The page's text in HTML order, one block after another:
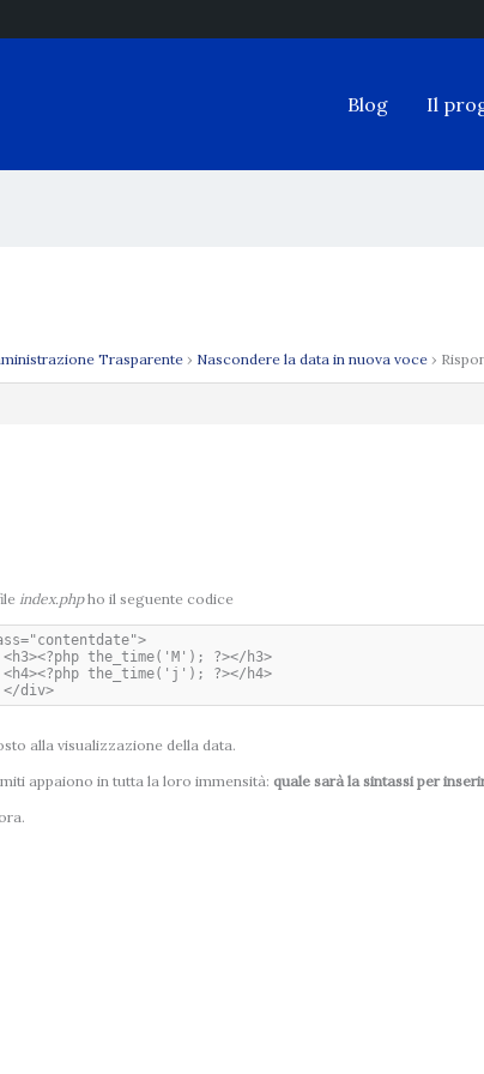
Blog Il
Trasparente › Nascondere la data in nuova voce ›
index.phpho il seguente codice
	</div>
alla visualizzazione della data.
appaiono in tutta la loro immensità: quale sarà la sintassi per